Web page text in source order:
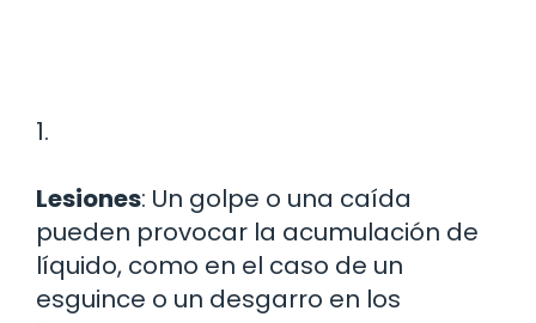
1.
Lesiones: Un golpe o una caída
pueden provocar la acumulación de
líquido, como en el caso de un
esguince o un desgarro en los